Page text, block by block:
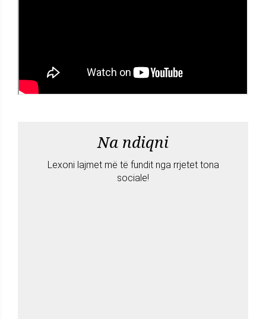
Na ndiqni
Lexoni lajmet më të fundit nga rrjetet tona
sociale!